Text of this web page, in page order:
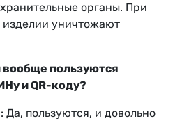
органы. При
уничтожают
вообще пользуются
и QR-коду?
пользуются, и довольно